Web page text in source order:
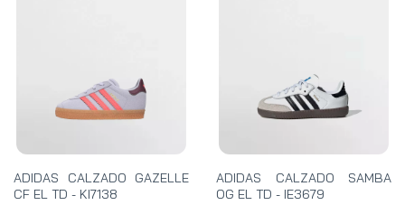
ADIDAS CALZADO GAZELLE
CF EL TD - KI7138
ADIDAS CALZADO SAMBA
OG EL TD - IE3679